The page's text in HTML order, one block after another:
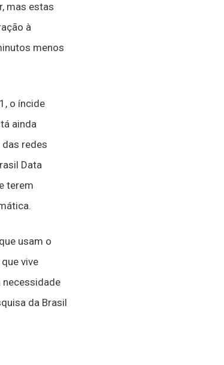
mas estas
à
menos
o íncide
ainda
redes
Data
terem
usam o
vive
necessidade
da Brasil